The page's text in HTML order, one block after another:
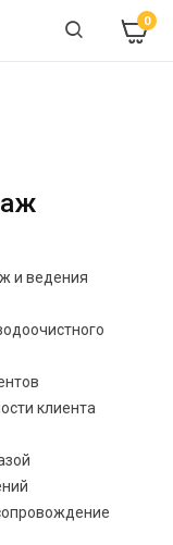
0
и ведения
клиента